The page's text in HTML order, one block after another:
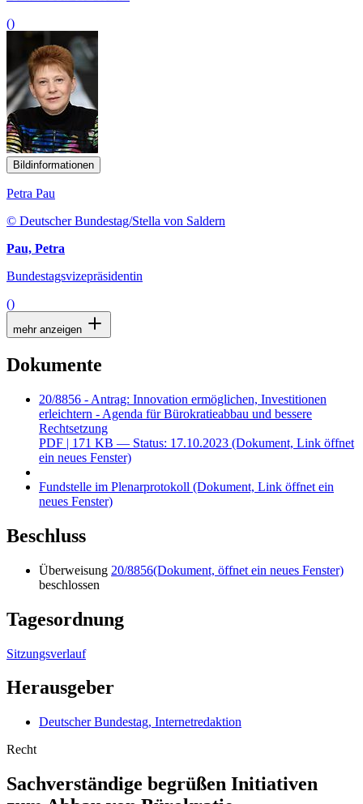
()
Bildinformationen
Petra Pau
© Deutscher Bundestag/Stella von Saldern
Pau, Petra
Bundestagsvizepräsidentin
()
mehr anzeigen
Dokumente
20/8856 - Antrag: Innovation ermöglichen, Investitionen
erleichtern - Agenda für Bürokratieabbau und bessere
Rechtsetzung
PDF | 171 KB — Status: 17.10.2023 (Dokument, Link öffnet
ein neues Fenster)
Fundstelle im Plenarprotokoll (Dokument, Link öffnet ein
neues Fenster)
Beschluss
Überweisung 20/8856(Dokument, öffnet ein neues Fenster)
beschlossen
Tagesordnung
Sitzungsverlauf
Herausgeber
Deutscher Bundestag, Internetredaktion
Recht
Sachverständige begrüßen Initiativen